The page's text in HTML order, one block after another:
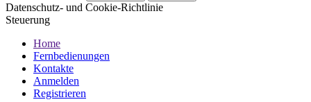
Datenschutz- und Cookie-Richtlinie
Steuerung
Home
Fernbedienungen
Kontakte
Anmelden
Registrieren